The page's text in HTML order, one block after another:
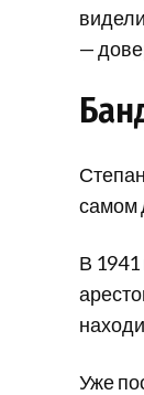
—
самом
В 1941
Уже